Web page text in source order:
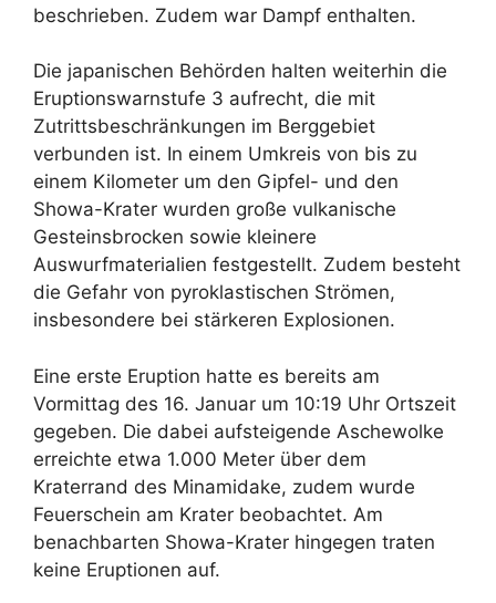
beschrieben. Zudem war Dampf enthalten.
Die japanischen Behörden halten weiterhin die
Eruptionswarnstufe 3 aufrecht, die mit
Zutrittsbeschränkungen im Berggebiet
verbunden ist. In einem Umkreis von bis zu
einem Kilometer um den Gipfel- und den
Showa-Krater wurden große vulkanische
Gesteinsbrocken sowie kleinere
Auswurfmaterialien festgestellt. Zudem besteht
die Gefahr von pyroklastischen Strömen,
insbesondere bei stärkeren Explosionen.
Eine erste Eruption hatte es bereits am
Vormittag des 16. Januar um 10:19 Uhr Ortszeit
gegeben. Die dabei aufsteigende Aschewolke
erreichte etwa 1.000 Meter über dem
Kraterrand des Minamidake, zudem wurde
Feuerschein am Krater beobachtet. Am
benachbarten Showa-Krater hingegen traten
keine Eruptionen auf.